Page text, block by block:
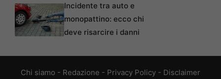
Incidente tra auto e
monopattino: ecco chi
deve risarcire i danni
Chi siamo - Redazione - Privacy Policy - Disclaimer